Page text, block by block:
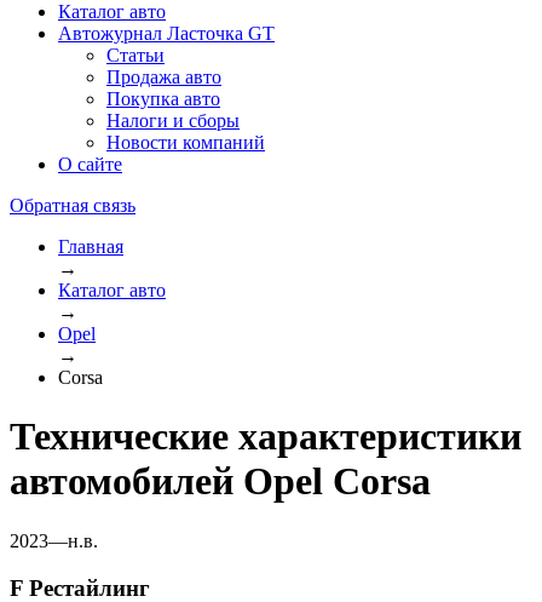
Каталог авто
Автожурнал Ласточка GT
Статьи
Продажа авто
Покупка авто
Налоги и сборы
Новости компаний
О сайте
Обратная связь
Главная
→
Каталог авто
→
Opel
→
Corsa
Технические характеристики
автомобилей Opel Corsa
2023—н.в.
F Рестайлинг